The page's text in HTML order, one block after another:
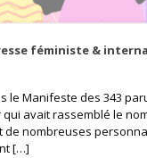
féministe &
le Manifeste des 343
avait rassemblé le
de nombreuses
[…]